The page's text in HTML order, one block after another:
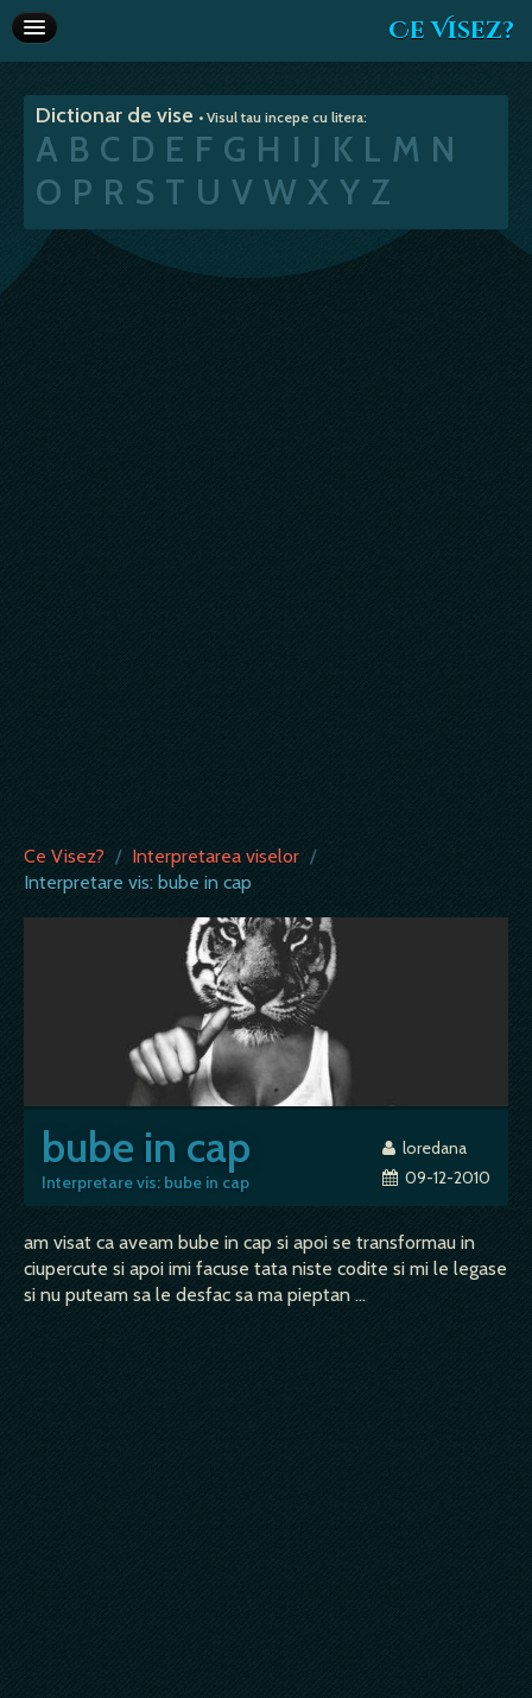
Ce Visez?
Interpretare vise
Articole
Va recomandam
Dictionar de vise • Visul tau incepe cu litera:
A B C D E F G H I J K L M N
O P R S T U V W X Y Z
Ce Visez? / Interpretarea viselor /
Interpretare vis: bube in cap
bube in cap
Interpretare vis: bube in cap
loredana
09-12-2010
am visat ca aveam bube in cap si apoi se transformau in
ciupercute si apoi imi facuse tata niste codite si mi le legase
si nu puteam sa le desfac sa ma pieptan ...